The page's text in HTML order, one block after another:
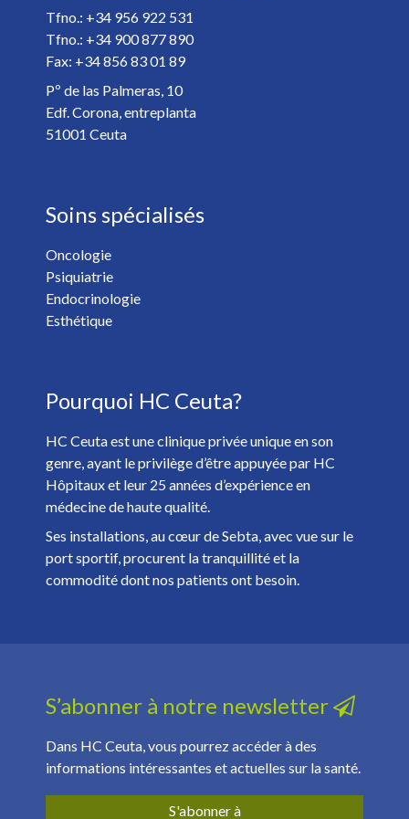
Spécialiste *
Détails de votre rendez-vous *
Vous voulez recevoir les nouvelles de HC Hospitales? *
Oui
Non
Confidentialité. *
Tfno.: +34 956 922 531
Tfno.: +34 900 877 890
Fax: +34 856 83 01 89
Pº de las Palmeras, 10
Edf. Corona, entreplanta
51001 Ceuta
Soins spécialisés
Oncologie
Psiquiatrie
Endocrinologie
Esthétique
Pourquoi HC Ceuta?
HC Ceuta est une clinique privée unique en son
genre, ayant le privilège d’être appuyée par HC
Hôpitaux et leur 25 années d’expérience en
médecine de haute qualité.
Ses installations, au cœur de Sebta, avec vue sur le
port sportif, procurent la tranquillité et la
commodité dont nos patients ont besoin.
S’abonner à notre newsletter
Dans HC Ceuta, vous pourrez accéder à des
informations intéressantes et actuelles sur la santé.
S'abonner à